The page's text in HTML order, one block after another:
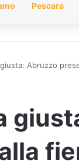
Pescara
giusta: Abruzzo